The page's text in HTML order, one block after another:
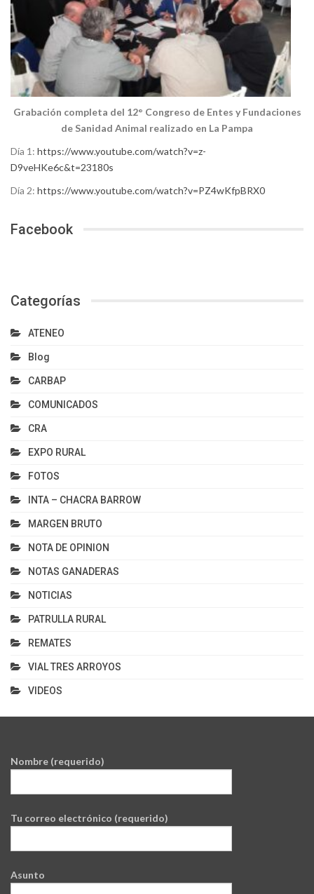
Grabación completa del 12° Congreso de Entes y Fundaciones
de Sanidad Animal realizado en La Pampa
Día 1: https://www.youtube.com/watch?v=z-
D9veHKe6c&t=23180s
Día 2: https://www.youtube.com/watch?v=PZ4wKfpBRX0
Facebook
Categorías
ATENEO
Blog
CARBAP
COMUNICADOS
CRA
EXPO RURAL
FOTOS
INTA – CHACRA BARROW
MARGEN BRUTO
NOTA DE OPINION
NOTAS GANADERAS
NOTICIAS
PATRULLA RURAL
REMATES
VIAL TRES ARROYOS
VIDEOS
Nombre (requerido)
Tu correo electrónico (requerido)
Asunto